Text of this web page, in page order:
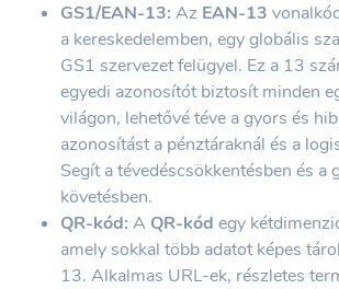
GS1/EAN-13: Az EAN-13
a kereskedelemben, egy globális
GS1 szervezet felügyel. Ez a 13
egyedi azonosítót biztosít minden
világon, lehetővé téve a gyors és
azonosítást a pénztáraknál és a
Segít a tévedéscsökkentésben és a
követésben.
QR-kód: A QR-kód egy
amely sokkal több adatot képes
13. Alkalmas URL-ek, részletes